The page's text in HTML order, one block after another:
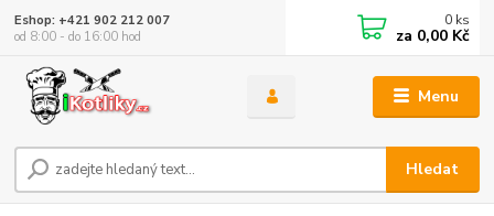
Menu
Hledat
Eshop: +421 902 212 007
od 8:00 - do 16:00 hod
0 ks
za 0,00 Kč